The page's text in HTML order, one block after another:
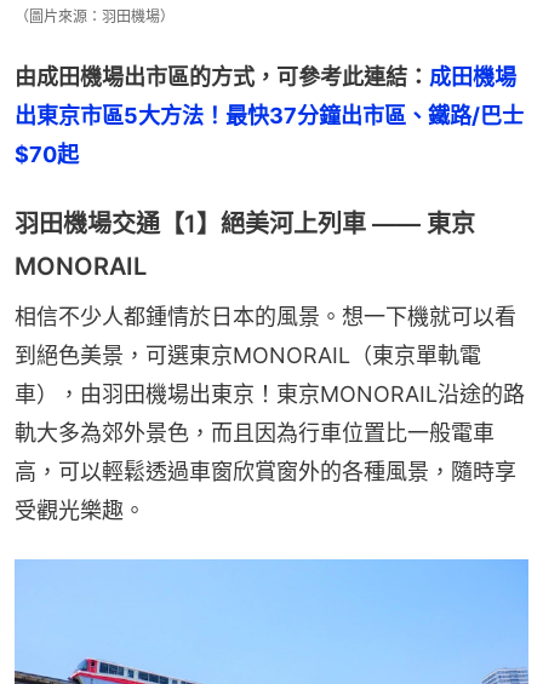
（圖片來源：羽田機場）
由成田機場出市區的方式，可參考此連結： 成田機場
出東京市區5大方法！最快37分鐘出市區、鐵路/巴士
$70起
羽田機場交通【1】絕美河上列車 —— 東京
MONORAIL
相信不少人都鍾情於日本的風景。想一下機就可以看
到絕色美景，可選東京MONORAIL（東京單軌電
車），由羽田機場出東京！東京MONORAIL沿途的路
軌大多為郊外景色，而且因為行車位置比一般電車
高，可以輕鬆透過車窗欣賞窗外的各種風景，隨時享
受觀光樂趣。